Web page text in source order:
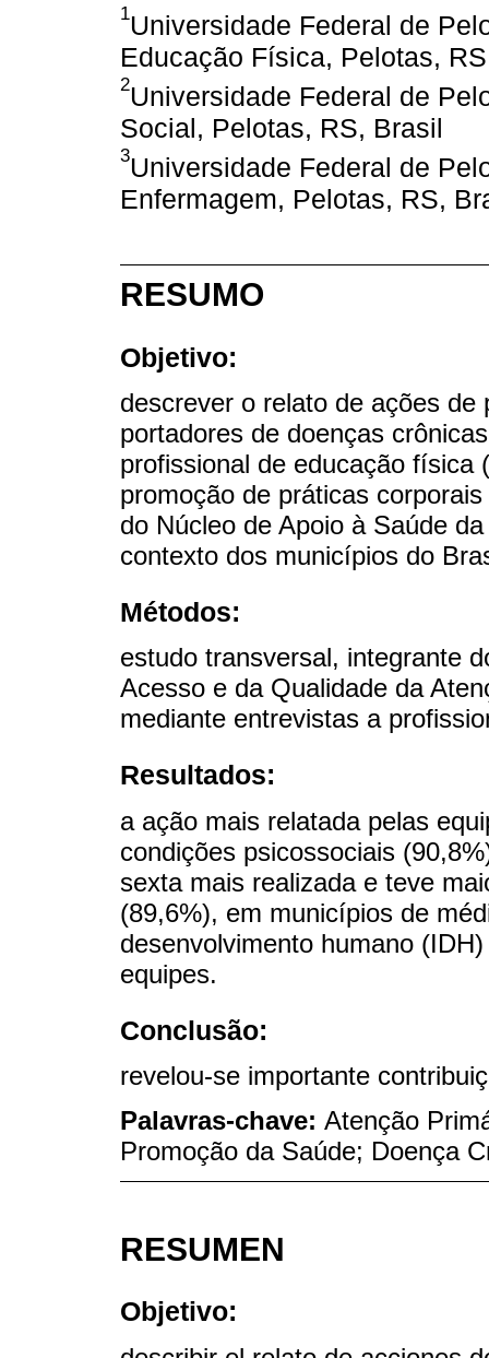
1Universidade Federal de
Educação Física, Pelotas,
2Universidade Federal de
Social, Pelotas, RS, Brasil
3Universidade Federal de
Enfermagem, Pelotas, RS,
RESUMO
Objetivo:
descrever o relato de ações
portadores de doenças
profissional de educação física
promoção de práticas
do Núcleo de Apoio à Saúde
contexto dos municípios do
Métodos:
estudo transversal, integrante
Acesso e da Qualidade da
mediante entrevistas a
Resultados:
a ação mais relatada pelas
condições psicossociais
sexta mais realizada e teve
(89,6%), em municípios de
desenvolvimento humano
equipes.
Conclusão:
revelou-se importante
Palavras-chave: Atenção
Promoção da Saúde; Doença
RESUMEN
Objetivo: